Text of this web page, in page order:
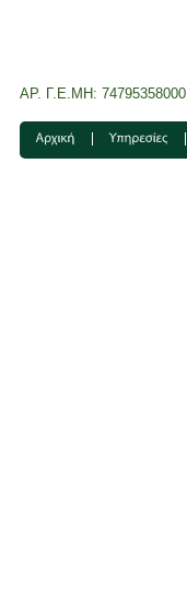
ΑΡ. Γ.Ε.ΜΗ: 74795358000